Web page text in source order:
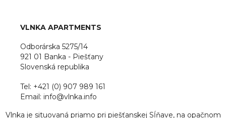
VLNKA APARTMENTS
Odborárska 5275/14
921 01 Banka - Piešťany
Slovenská republika
Tel: +421 (0) 907 989 161
Email: info@vlnka.info
Vlnka je situovaná priamo pri piešťanskej Sĺňave, na opačnom